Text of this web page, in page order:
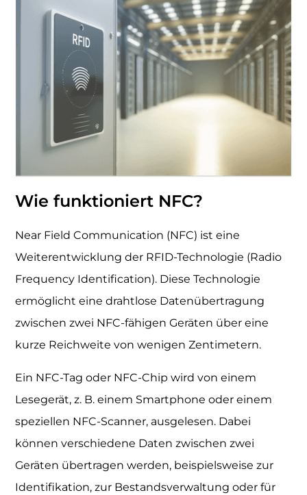
Wie funktioniert NFC?
Near Field Communication (NFC) ist eine
Weiterentwicklung der RFID-Technologie (Radio
Frequency Identification). Diese Technologie
ermöglicht eine drahtlose Datenübertragung
zwischen zwei NFC-fähigen Geräten über eine
kurze Reichweite von wenigen Zentimetern.
Ein NFC-Tag oder NFC-Chip wird von einem
Lesegerät, z. B. einem Smartphone oder einem
speziellen NFC-Scanner, ausgelesen. Dabei
können verschiedene Daten zwischen zwei
Geräten übertragen werden, beispielsweise zur
Identifikation, zur Bestandsverwaltung oder für